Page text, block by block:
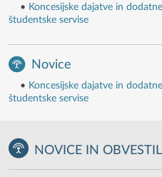
• Koncesijske dajatve in
študentske servise
Novice
• Koncesijske dajatve in
študentske servise
NOVICE IN